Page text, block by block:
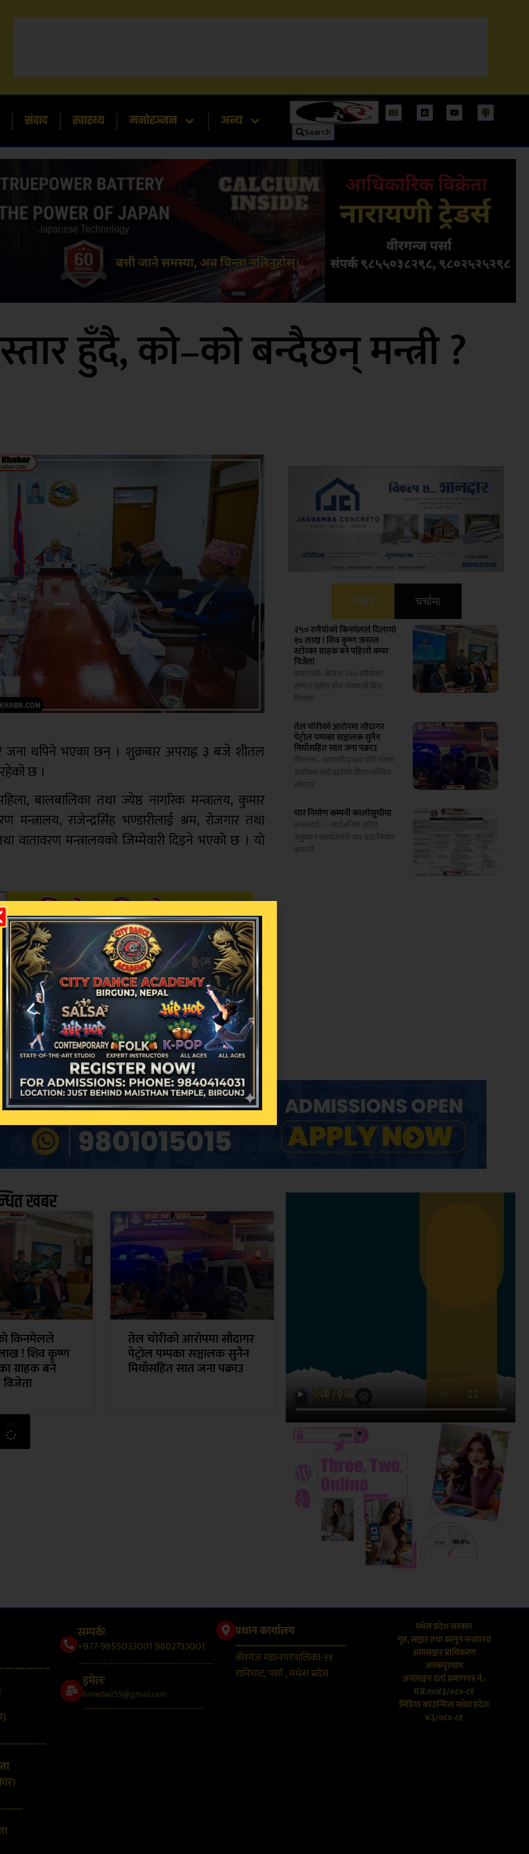
संवाद स्वास्थ्य मनोरञ्जन अन्य
Search
हुँदै, को–को बन्दैछन् मन्त्री ?
चार जना थपिने भएका छन् । शुक्रबार अपराह्न ३ बजे शीतल
छ ।
बालबालिका तथा ज्येष्ठ नागरिक मन्त्रालय, कुमार
राजेन्द्रसिंह भण्डारीलाई श्रम, रोजगार तथा
वातावरण मन्त्रालयको जिम्मेवारी दिइने भएको छ । यो
भर्खरै चर्चामा
२५० रुपैयाँको किनमेलले दिलायो
१० लाख ! शिव कृष्ण जनरल
स्टोरका ग्राहक बने पहिलो बम्पर
विजेता
काठमाडौं– केवल २५० रुपैयाँको
सामान खरिद गरेर सक्कली बिल
लिएका
तेल चोरीको आरोपमा सौदागर
पेट्रोल पम्पका सञ्चालक सुनैन
मियाँसहित सात जना पक्राउ
वीरगन्ज– सरकारी इन्धन चोरी गरेको
आरोपमा पर्सा प्रहरीले वीरगन्जस्थित
सौदागर
चार निर्माण कम्पनी कालोसूचीमा
काठमाडौं ।– सार्वजनिक खरिद
अनुगमन कार्यालयले चार वटा निर्माण
कम्पनी
खबर
किनमेलले
! शिव कृष्ण
ग्राहक बने
तेल चोरीको आरोपमा सौदागर
पेट्रोल पम्पका सञ्चालक सुनैन
मियाँसहित सात जना पक्राउ
सम्पर्कः
+977-9855033001 9802733001
..........................................................
इमेलः
Gmedia255@gmail.com
....................................................................
प्रधान कार्यालय
...............................................
वीरगंज महानगरपालिका-११
रानिघाट, पर्सा , मधेस प्रदेस
मधेस प्रदेश सरकार
गृह, सञ्चार तथा कानून मन्त्रालय
आमसञ्चार प्राधिकरण
जनकपुरधाम
अनलाइन दर्ता प्रमाणपत्र नं.:
म.प्र.००४३/०८०-८१
मिडिया काउन्सिल मधेश प्रदेश
४३/०८०-८१